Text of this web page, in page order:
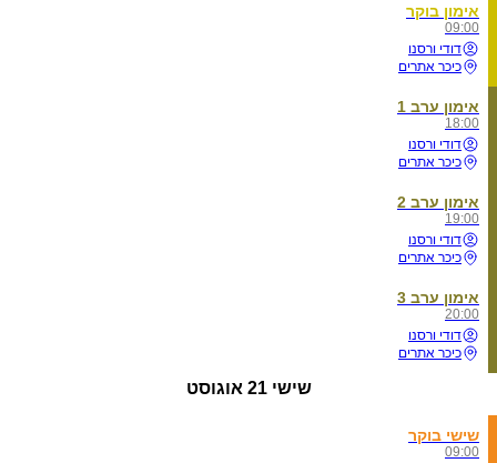
אימון בוקר
09:00
דודי ורסנו
כיכר אתרים
אימון ערב 1
18:00
דודי ורסנו
כיכר אתרים
אימון ערב 2
19:00
דודי ורסנו
כיכר אתרים
אימון ערב 3
20:00
דודי ורסנו
כיכר אתרים
שישי 21 אוגוסט
שישי בוקר
09:00